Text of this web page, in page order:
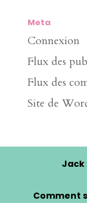
Meta
Connexion
Flux des
Flux des
Site de
Jack
Comment